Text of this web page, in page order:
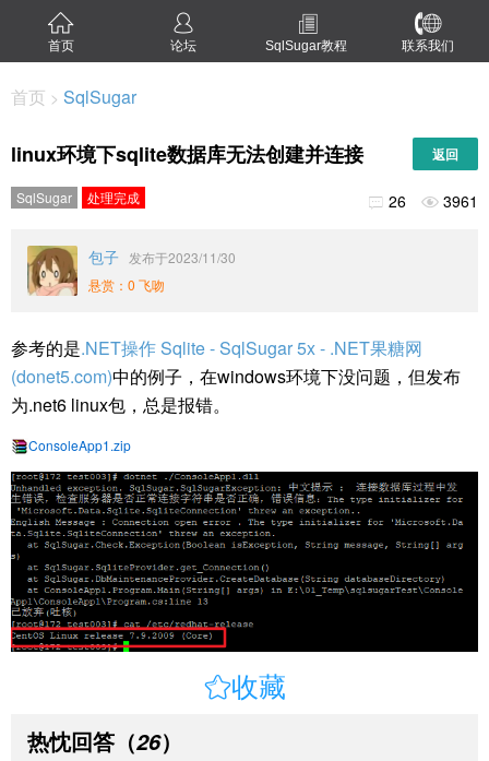
首页 论坛 SqlSugar教程 联系我们
首页 > SqlSugar
linux环境下sqlite数据库无法创建并连接 返回
SqlSugar 处理完成  26  3961
包子 发布于2023/11/30
悬赏：0 飞吻
参考的是.NET操作 Sqlite - SqlSugar 5x - .NET果糖网
(donet5.com)中的例子，在windows环境下没问题，但发布
为.net6 linux包，总是报错。
ConsoleApp1.zip
收藏
热忱回答 （26）